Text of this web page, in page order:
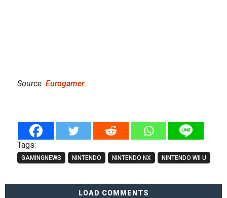
Source: Eurogamer
Tags:
GAMINGNEWS NINTENDO NINTENDO NX NINTENDO WII U
LOAD COMMENTS